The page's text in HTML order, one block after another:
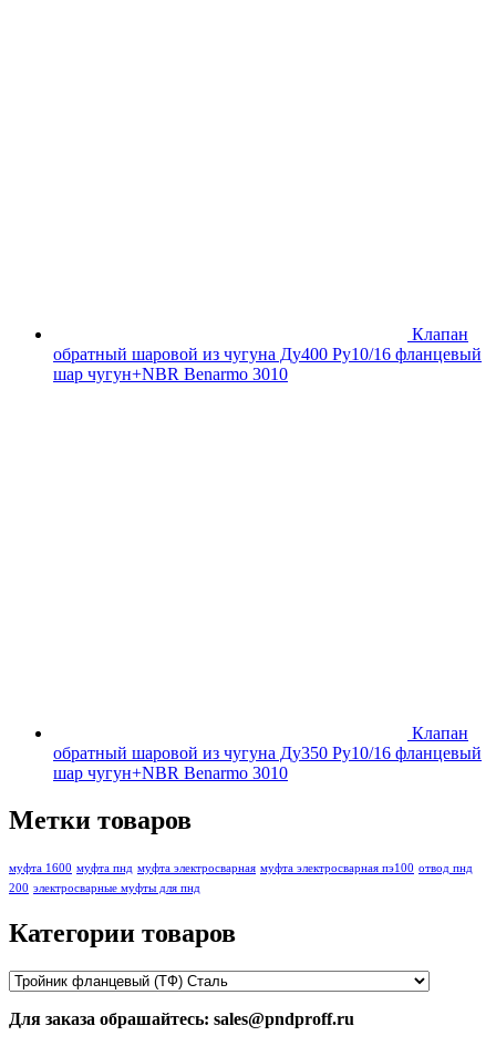
Клапан
обратный шаровой из чугуна Ду400 Ру10/16 фланцевый
шар чугун+NBR Benarmo 3010
Клапан
обратный шаровой из чугуна Ду350 Ру10/16 фланцевый
шар чугун+NBR Benarmo 3010
Метки товаров
муфта 1600 муфта пнд муфта электросварная муфта электросварная пэ100 отвод пнд
200 электросварные муфты для пнд
Категории товаров
Для заказа обрашайтесь: sales@pndproff.ru